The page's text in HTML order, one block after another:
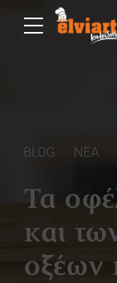
BLOG ΝΕΑ
Τα
και
οξέων